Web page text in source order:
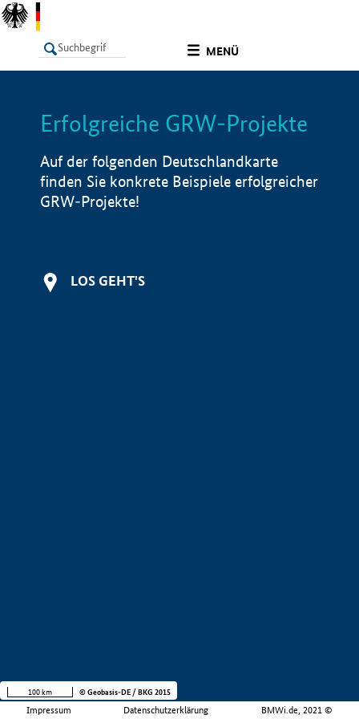
MENÜ
LISTE Info
Erfolgreiche GRW-Projekte
Auf der folgenden Deutschlandkarte
finden Sie konkrete Beispiele erfolgreicher
GRW-Projekte!
LOS GEHT'S
Impressum Datenschutzerklärung BMWi.de, 2021 ©
100 km © Geobasis-DE / BKG 2015